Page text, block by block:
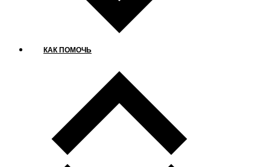
КАК ПОМОЧЬ